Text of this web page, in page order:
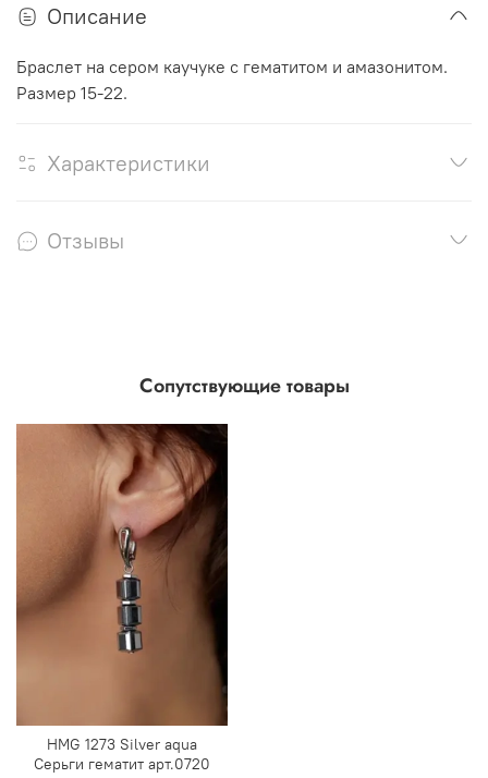
Описание
Браслет на сером каучуке с гематитом и амазонитом.
Размер 15-22.
Характеристики
Отзывы
Сопутствующие товары
HMG 1273 Silver aqua
Серьги гематит арт.0720